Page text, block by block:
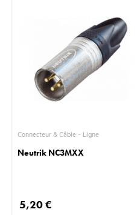
Connecteur & Câble - Ligne
Neutrik NC3MXX
5,20 €